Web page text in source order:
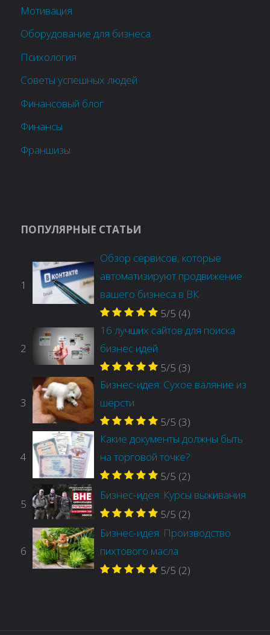
Мотивация
Оборудование для бизнеса
Психология
Советы успешных людей
Финансовый блог
Финансы
Франшизы
ПОПУЛЯРНЫЕ СТАТЬИ
1
Обзор сервисов, которые
автоматизируют продвижение
вашего бизнеса в ВК
5/5 (4)
2
16 лучших сайтов для поиска
бизнес идей
5/5 (3)
3
Бизнес-идея: Сухое валяние из
шерсти
5/5 (3)
4
Какие документы должны быть
на торговой точке?
5/5 (2)
5
Бизнес-идея: Курсы выживания
5/5 (2)
6
Бизнес-идея: Производство
пихтового масла
5/5 (2)